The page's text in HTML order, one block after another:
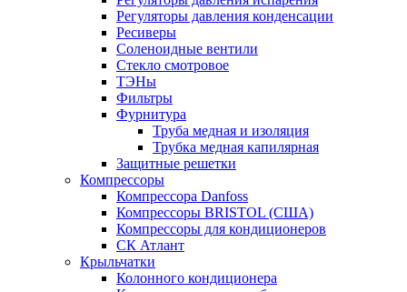
Регуляторы давления конденсации
Ресиверы
Соленоидные вентили
Стекло смотровое
ТЭНы
Фильтры
Фурнитура
Труба медная и изоляция
Трубка медная капилярная
Защитные решетки
Компрессоры
Компрессора Danfoss
Компрессоры BRISTOL (США)
Компрессоры для кондиционеров
СК Атлант
Крыльчатки
Колонного кондиционера